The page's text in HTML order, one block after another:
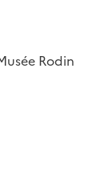
Rodin